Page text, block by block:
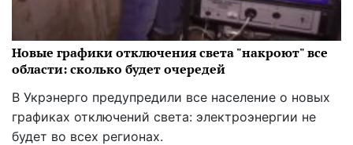
Новые графики отключения света "накроют" все
области: сколько будет очередей
В Укрэнерго предупредили все население о новых
графиках отключений света: электроэнергии не
будет во всех регионах.